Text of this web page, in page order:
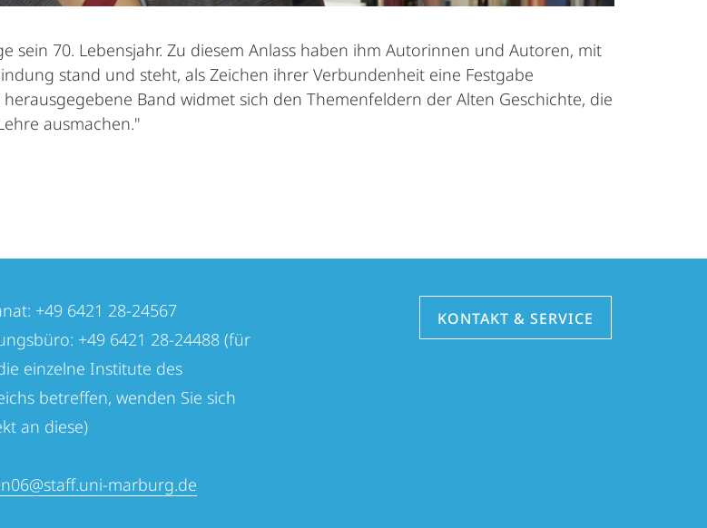
sein 70. Lebensjahr. Zu diesem Anlass haben ihm Autorinnen und Autoren, mit
stand und steht, als Zeichen ihrer Verbundenheit eine Festgabe
Band widmet sich den Themenfeldern der Alten Geschichte, die
ausmachen."
+49 6421 28-24567
+49 6421 28-24488 (für
einzelne Institute des
betreffen, wenden Sie sich
an diese)
marburg.de
KONTAKT & SERVICE